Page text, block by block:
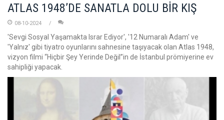
ATLAS 1948’DE SANATLA DOLU BİR KIŞ
08-10-2024
'Sevgi Sosyal Yaşamakta Israr Ediyor', '12 Numaralı Adam' ve
'Yalnız' gibi tiyatro oyunlarını sahnesine taşıyacak olan Atlas 1948,
vizyon filmi “Hiçbir Şey Yerinde Değil’’in de İstanbul prömiyerine ev
sahipliği yapacak.